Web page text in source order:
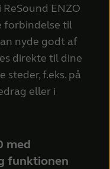
ENZO
forbindelse til
nyde godt af
direkte til dine
f.eks. på
eller i
med
funktionen